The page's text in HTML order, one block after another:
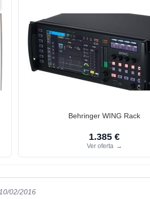
Behringer WING Rack
1.385 €
Ver oferta →
02/2016